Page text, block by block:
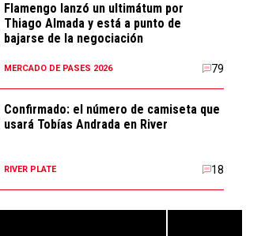
Flamengo lanzó un ultimátum por
Thiago Almada y está a punto de
bajarse de la negociación
MERCADO DE PASES 2026 79
Confirmado: el número de camiseta que
usará Tobías Andrada en River
RIVER PLATE 18